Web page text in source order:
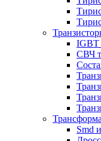
IGBT
СВЧ
Smd